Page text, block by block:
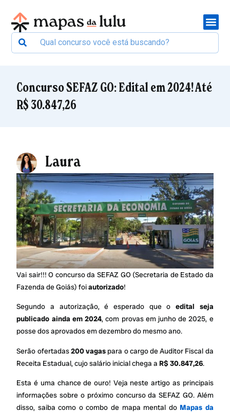
Concurso SEFAZ GO: Edital em 2024! Até
R$ 30.847,26
Laura
Vai sair!!! O concurso da SEFAZ GO (Secretaria de Estado da
Fazenda de Goiás) foiautorizado!
Segundo a autorização, é esperado que o edital seja
publicado ainda em 2024, com provas em junho de 2025, e
posse dos aprovados em dezembro do mesmo ano.
Serão ofertadas200 vagas para o cargo de Auditor Fiscal da
Receita Estadual, cujo salário inicial chega aR$ 30.847,26.
Esta é uma chance de ouro! Veja neste artigo as principais
informações sobre o próximo concurso da SEFAZ GO. Além
disso, saiba como o combo de mapa mental doMapas da